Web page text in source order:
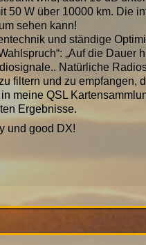
50 W über 10000 km. Die
sehen kann!
und ständige
„Auf die
Natürliche
filtern und zu empfangen,
meine QSL
Ergebnisse.
und good DX!